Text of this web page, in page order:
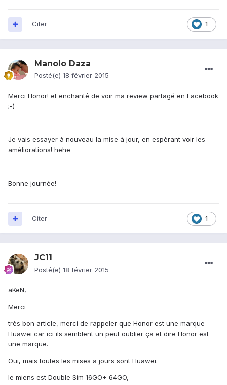
1
Citer
Manolo Daza
Posté(e) 18 février 2015
Merci Honor! et enchanté de voir ma review partagé en Facebook
;-)
Je vais essayer à nouveau la mise à jour, en espèrant voir les
améliorations! hehe
Bonne journée!
1
Citer
JC11
Posté(e) 18 février 2015
aKeN,
Merci
très bon article, merci de rappeler que Honor est une marque
Huawei car ici ils semblent un peut oublier ça et dire Honor est
une marque.
Oui, mais toutes les mises a jours sont Huawei.
le miens est Double Sim 16GO+ 64GO,